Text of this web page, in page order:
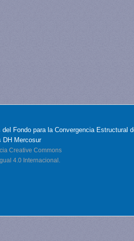
Fondo para la Convergencia Estructural
DH Mercosur
Creative Commons
4.0 Internacional.